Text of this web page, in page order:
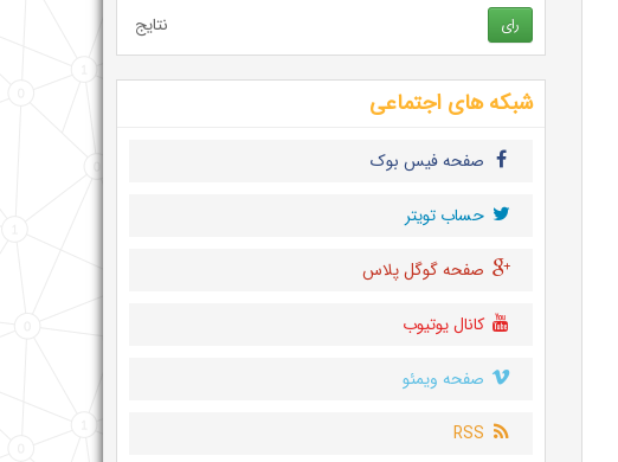
رای نتایج
شبکه های اجتماعی
صفحه فیس بوک
حساب تويتر
صفحه گوگل پلاس
کانال یوتیوب
صفحه ویمئو